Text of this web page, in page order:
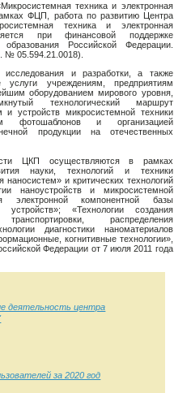
техника и электронная
ФЦП, работа по развитию Центра
техника и электронная
при финансовой поддержке
Российской Федерации.
№ 05.594.21.0018).
и разработки, а также
услуги учреждениям, предприятиям
оборудованием мирового уровня,
технологический маршрут
и устройств микросистемной техники
фотошаблонов и организацией
продукции на отечественных
ЦКП осуществляются в рамках
науки, технологий и техники
и критических технологий
наноустройств и микросистемной
электронной компонентной базы
«Технологии создания
распределения
диагностики наноматериалов
когнитивные технологии»,
Федерации от 7 июля 2011 года
деятельность центра
за 2020 год